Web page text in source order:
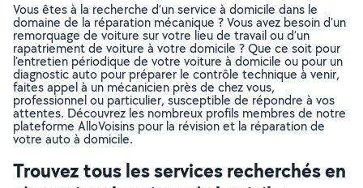
Vous êtes à la recherche d’un service à domicile dans le
domaine de la réparation mécanique ? Vous avez besoin d’un
remorquage de voiture sur votre lieu de travail ou d’un
rapatriement de voiture à votre domicile ? Que ce soit pour
l’entretien périodique de votre voiture à domicile ou pour un
diagnostic auto pour préparer le contrôle technique à venir,
faites appel à un mécanicien près de chez vous,
professionnel ou particulier, susceptible de répondre à vos
attentes. Découvrez les nombreux profils membres de notre
plateforme AlloVoisins pour la révision et la réparation de
votre auto à domicile.
Trouvez tous les services recherchés en